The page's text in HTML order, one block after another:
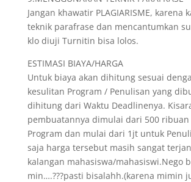
Jangan khawatir PLAGIARISME, karena
teknik parafrase dan mencantumkan
klo diuji Turnitin bisa lolos.
ESTIMASI BIAYA/HARGA
Untuk biaya akan dihitung sesuai
kesulitan Program / Penulisan yang
dihitung dari Waktu Deadlinenya.
pembuatannya dimulai dari 500
Program dan mulai dari 1jt untuk
saja harga tersebut masih sangat
kalangan mahasiswa/mahasiswi.Nego
min….???pasti bisalahh.(karena mimin